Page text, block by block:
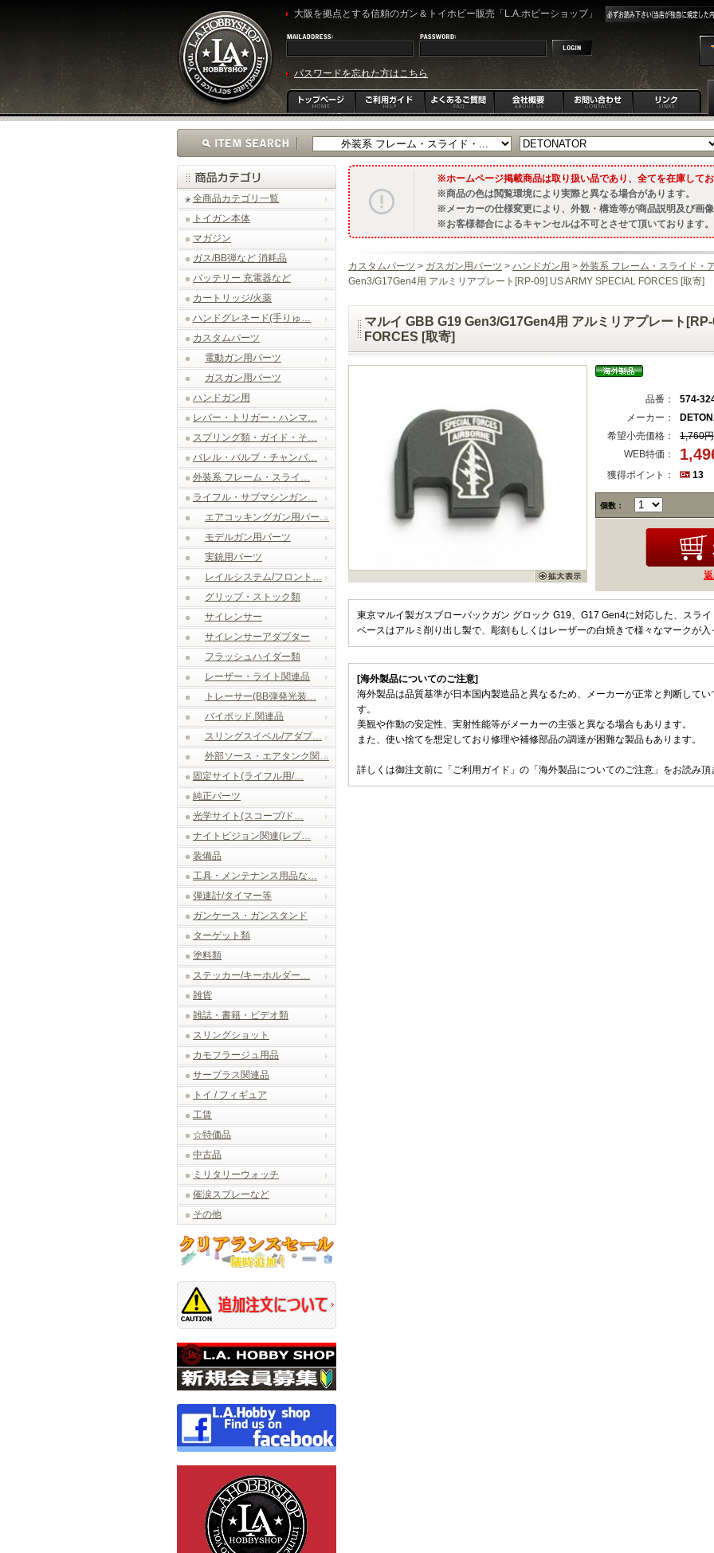
大阪を拠点とする信頼のガン＆トイホビー販売「L.A.ホビーショップ」
パスワードを忘れた方はこちら
全商品カテゴリ一覧
トイガン本体
マガジン
ガス/BB弾など 消耗品
バッテリー 充電器など
カートリッジ/火薬
ハンドグレネード(手りゅ…
カスタムパーツ
電動ガン用パーツ
ガスガン用パーツ
ハンドガン用
レバー・トリガー・ハンマ…
スプリング類・ガイド・そ…
バレル・バルブ・チャンバ…
外装系 フレーム・スライ…
ライフル・サブマシンガン…
エアコッキングガン用パー…
モデルガン用パーツ
実銃用パーツ
レイルシステム/フロント…
グリップ・ストック類
サイレンサー
サイレンサーアダプター
フラッシュハイダー類
レーザー・ライト関連品
トレーサー(BB弾発光装…
バイポッド.関連品
スリングスイベル/アダプ…
外部ソース・エアタンク関…
固定サイト(ライフル用/…
純正パーツ
光学サイト(スコープ/ド…
ナイトビジョン関連(レプ…
装備品
工具・メンテナンス用品な…
弾速計/タイマー等
ガンケース・ガンスタンド
ターゲット類
塗料類
ステッカー/キーホルダー…
雑貨
雑誌・書籍・ビデオ類
スリングショット
カモフラージュ用品
サープラス関連品
トイ / フィギュア
工賃
☆特価品
中古品
ミリタリーウォッチ
催涙スプレーなど
その他
ホームページ掲載商品は取り扱い品であり、全てを在庫してお
商品の色は閲覧環境により実際と異なる場合があります。
メーカーの仕様変更により、外観・構造等が商品説明及び画
お客様都合によるキャンセルは不可とさせて頂いております。
カスタムパーツ > ガスガン用パーツ > ハンドガン用 > 外装系 フレーム・スライド・
Gen3/G17Gen4用 アルミリアプレート[RP-09] US ARMY SPECIAL FORCES [取寄]
マルイ GBB G19 Gen3/G17Gen4用 アルミリアプレート
FORCES [取寄]
品番：
574-
メーカー：
希望小売価格：
1,760円
WEB特価：
獲得ポイント：
13
個数：
東京マルイ製ガスブローバックガン グロック G19、G17 Gen4に対応した、スライ
ベースはアルミ削り出し製で、彫刻もしくはレーザーの白焼きで様々なマークが入
[海外製品についてのご注意]
海外製品は品質基準が日本国内製造品と異なるため、メーカーが正常と判断して
す。
美観や作動の安定性、実射性能等がメーカーの主張と異なる場合もあります。
また、使い捨てを想定しており修理や補修部品の調達が困難な製品もあります。
詳しくは御注文前に「ご利用ガイド」の「海外製品についてのご注意」をお読み頂